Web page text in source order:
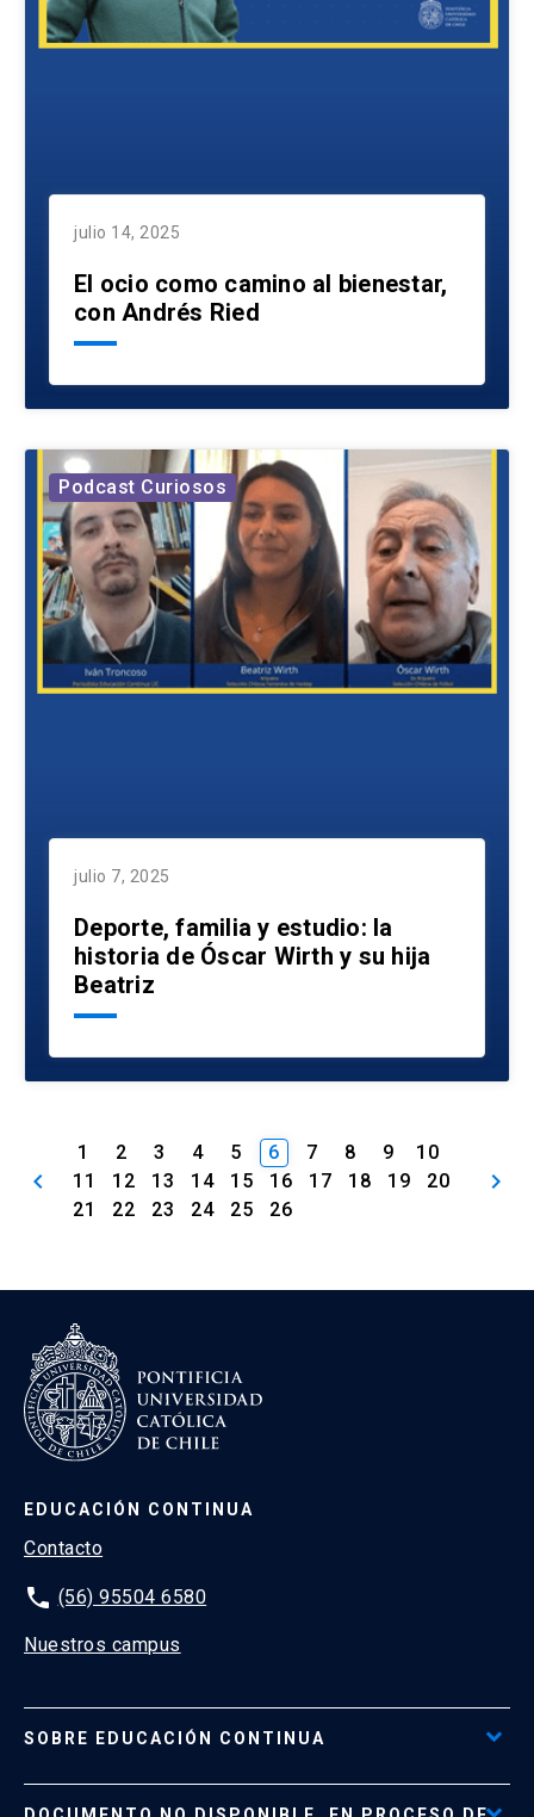
julio 14, 2025
El ocio como camino al bienestar,
con Andrés Ried
Podcast Curiosos
julio 7, 2025
Deporte, familia y estudio: la
historia de Óscar Wirth y su hija
Beatriz
keyboard_arrow_left
1 2 3 4 5 6 7 8 9
10
11
12 13 14 15 16 17 18 19
20
21
22 23 24 25 26
keyboard_arrow_right
EDUCACIÓN CONTINUA
Contacto
phone (56) 95504 6580
Nuestros campus
SOBRE EDUCACIÓN CONTINUA